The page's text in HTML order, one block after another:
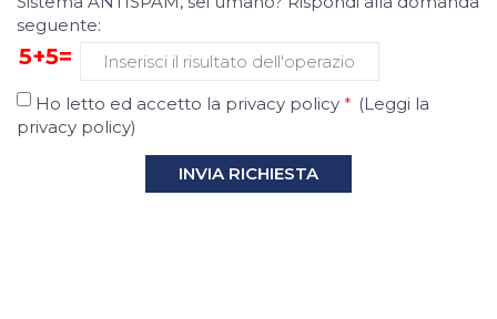
seguente:
5+5=
Ho letto ed accetto la privacy policy * (Leggi la
privacy policy)
INVIA RICHIESTA